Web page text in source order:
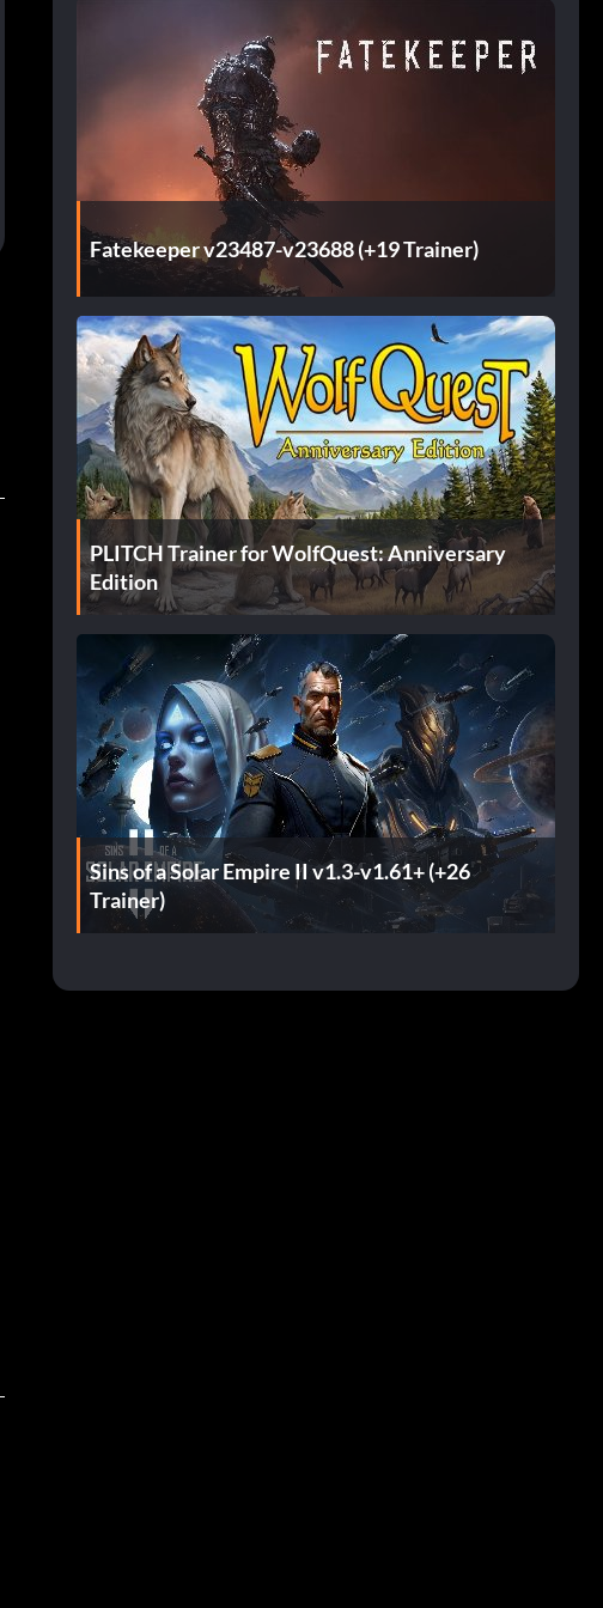
Fatekeeper v23487-v23688 (+19 Trainer)
PLITCH Trainer for WolfQuest: Anniversary
Edition
Sins of a Solar Empire II v1.3-v1.61+ (+26
Trainer)